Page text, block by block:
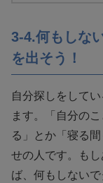
3-4.何もしな
を出そう！
自分探しをして
ます。「自分の
る」とか「寝る
せの人です。も
ば、何もしない